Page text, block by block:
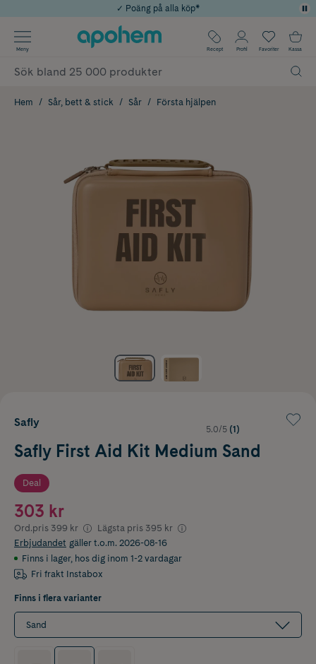
Årets Butik 2025 inom Skönhet
Använd kod: SOMMAR20 för 20% över 649kr
✓ Rådgivning från farmaceuter & hudterapeuter
✓ Poäng på alla köp*
Meny Recept Profil Favoriter Kassa
Hem Sår, bett & stick Sår Första hjälpen
Safly
5.0/5 (1)
Safly First Aid Kit Medium Sand
Deal
303 kr
Ord.pris 399 kr Lägsta pris 395 kr
Erbjudandet gäller t.o.m. 2026-08-16
Finns i lager, hos dig inom 1-2 vardagar
Fri frakt Instabox
Finns i flera varianter
Sand